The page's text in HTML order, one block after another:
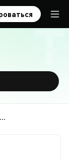
BNSX (Bitcoin Name Service System)